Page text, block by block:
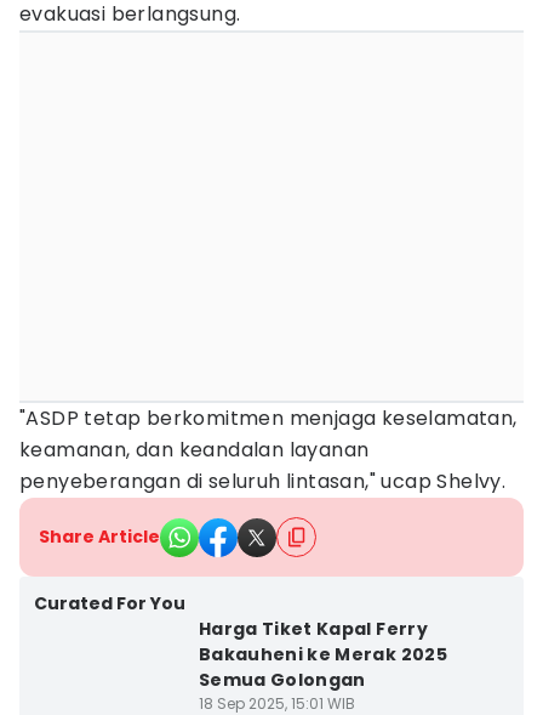
evakuasi berlangsung.
"ASDP tetap berkomitmen menjaga keselamatan,
keamanan, dan keandalan layanan
penyeberangan di seluruh lintasan," ucap Shelvy.
Share Article
Curated For You
Harga Tiket Kapal Ferry
Bakauheni ke Merak 2025
Semua Golongan
18 Sep 2025, 15:01 WIB